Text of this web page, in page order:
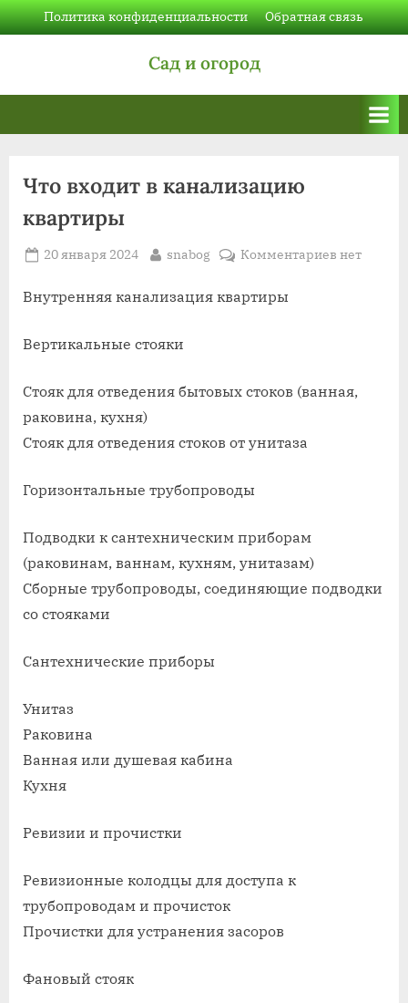
Skip
to
Политика конфиденциальности Обратная связь
Сад и огород
Что входит в канализацию
квартиры
Posted
20 января 2024 By
snabog Комментариевкнет
Внутренняя канализация квартиры
Вертикальные стояки
Стояк для отведения бытовых стоков (ванная,
раковина, кухня)
Стояк для отведения стоков от унитаза
Горизонтальные трубопроводы
Подводки к сантехническим приборам
(раковинам, ваннам, кухням, унитазам)
Сборные трубопроводы, соединяющие подводки
со стояками
Сантехнические приборы
Унитаз
Раковина
Ванная или душевая кабина
Кухня
Ревизии и прочистки
Ревизионные колодцы для доступа к
трубопроводам и прочисток
Прочистки для устранения засоров
Фановый стояк